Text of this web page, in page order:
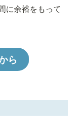
に余裕をもって
ら